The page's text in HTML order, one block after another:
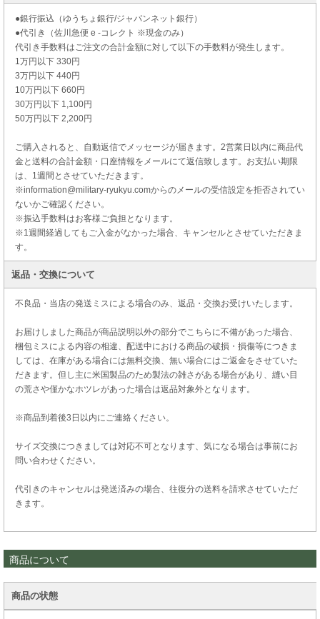
●銀行振込（ゆうちょ銀行/ジャパンネット銀行）
●代引き（佐川急便 e -コレクト ※現金のみ）
代引き手数料はご注文の合計金額に対して以下の手数料が発生します。
1万円以下 330円
3万円以下 440円
10万円以下 660円
30万円以下 1,100円
50万円以下 2,200円
ご購入されると、自動返信でメッセージが届きます。2営業日以内に商品代
金と送料の合計金額・口座情報をメールにて返信致します。お支払い期限
は、1週間とさせていただきます。
※information@military-ryukyu.comからのメールの受信設定を拒否されてい
ないかご確認ください。
※振込手数料はお客様ご負担となります。
※1週間経過してもご入金がなかった場合、キャンセルとさせていただきま
す。
返品・交換について
不良品・当店の発送ミスによる場合のみ、返品・交換お受けいたします。
お届けしました商品が商品説明以外の部分でこちらに不備があった場合、
梱包ミスによる内容の相違、配送中における商品の破損・損傷等につきま
しては、在庫がある場合には無料交換、無い場合にはご返金をさせていた
だきます。但し主に米国製品のため製法の雑さがある場合があり、縫い目
の荒さや僅かなホツレがあった場合は返品対象外となります。
※商品到着後3日以内にご連絡ください。
サイズ交換につきましては対応不可となります、気になる場合は事前にお
問い合わせください。
代引きのキャンセルは発送済みの場合、往復分の送料を請求させていただ
きます。
商品について
商品の状態